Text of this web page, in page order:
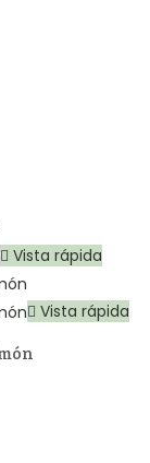
Vista rápida
Vista rápida